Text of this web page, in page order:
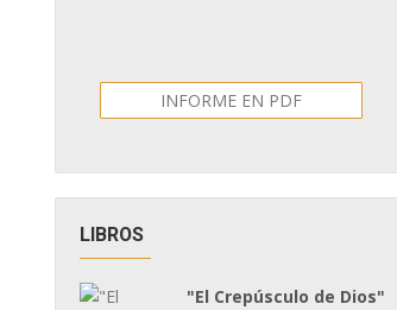
INFORME EN PDF
LIBROS
"El Crepúsculo de Dios"